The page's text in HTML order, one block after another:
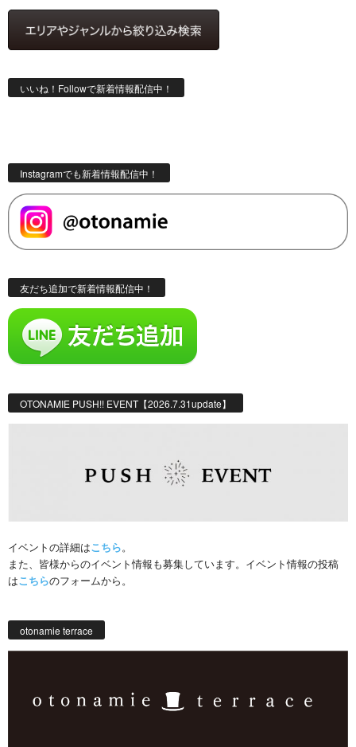
いいね！Followで新着情報配信中！
Instagramでも新着情報配信中！
友だち追加で新着情報配信中！
OTONAMIE PUSH!! EVENT【2026.7.31update】
イベントの詳細はこちら。
また、皆様からのイベント情報も募集しています。イベント情報の投稿
はこちらのフォームから。
otonamie terrace